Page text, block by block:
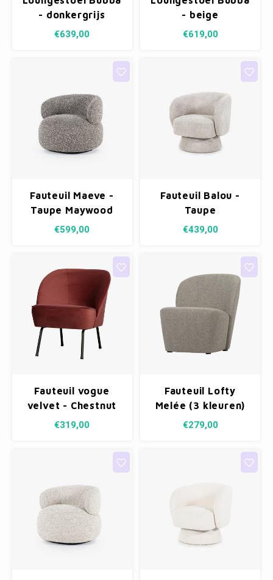
- donkergrijs
€639,00
- beige
€619,00
Fauteuil Maeve -
Taupe Maywood
€599,00
Fauteuil Balou -
Taupe
€439,00
Fauteuil vogue
velvet - Chestnut
€319,00
Fauteuil Lofty
Melée (3 kleuren)
€279,00